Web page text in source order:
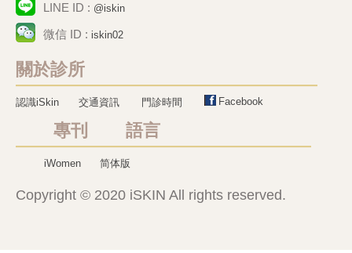
LINE ID : @iskin
微信 ID : iskin02
關於診所
認識iSkin 交通資訊 門診時間 Facebook
專刊 語言
iWomen 简体版
Copyright © 2020 iSKIN All rights reserved.